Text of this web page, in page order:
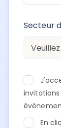
Secteur
En